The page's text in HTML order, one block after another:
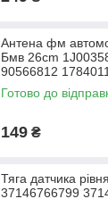
Антена фм
Бмв 26cm
90566812 1784011
Готово до
149 ₴
Тяга датчика
37146766799